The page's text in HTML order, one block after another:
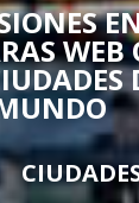
WEB